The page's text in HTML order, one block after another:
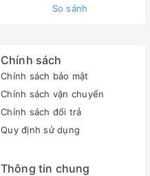
So sánh
Chính sách
Chính sách bảo mật
Chính sách vận chuyển
Chính sách đổi trả
Quy định sử dụng
Thông tin chung